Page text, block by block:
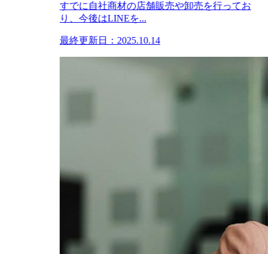
すでに自社商材の店舗販売や卸売を行ってお
り、今後はLINEを...
最終更新日：2025.10.14